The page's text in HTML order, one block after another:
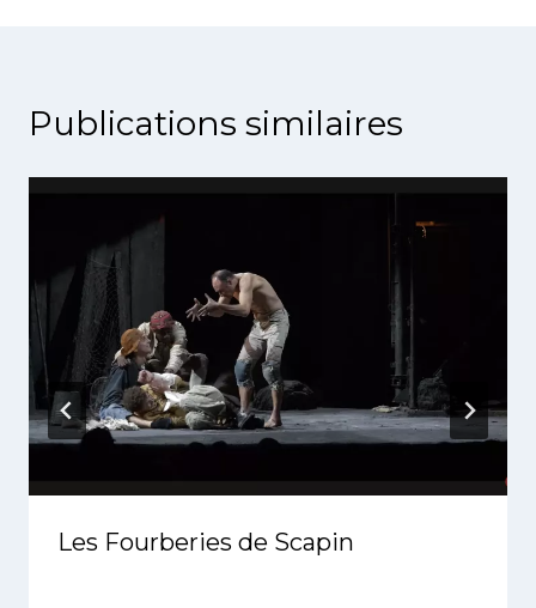
Publications similaires
Les Fourberies de Scapin